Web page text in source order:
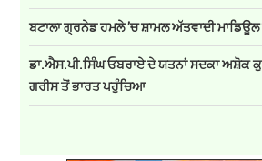
ਬਟਾਲਾ ਗ੍ਰਨੇਡ ਹਮਲੇ ’ਚ ਸ਼ਾਮਲ ਅੱਤਵਾਦੀ
ਡਾ.ਐਸ.ਪੀ.ਸਿੰਘ ਓਬਰਾਏ ਦੇ ਯਤਨਾਂ ਸਦਕਾ ਅਸ਼ੋਕ
ਗਰੀਸ ਤੋਂ ਭਾਰਤ ਪਹੁੰਚਿਆ